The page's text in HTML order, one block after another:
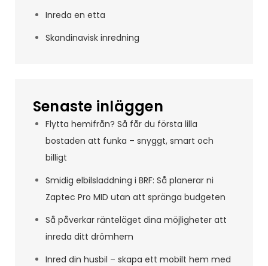
Inreda en etta
Skandinavisk inredning
Senaste inläggen
Flytta hemifrån? Så får du första lilla
bostaden att funka – snyggt, smart och
billigt
Smidig elbilsladdning i BRF: Så planerar ni
Zaptec Pro MID utan att spränga budgeten
Så påverkar ränteläget dina möjligheter att
inreda ditt drömhem
Inred din husbil – skapa ett mobilt hem med